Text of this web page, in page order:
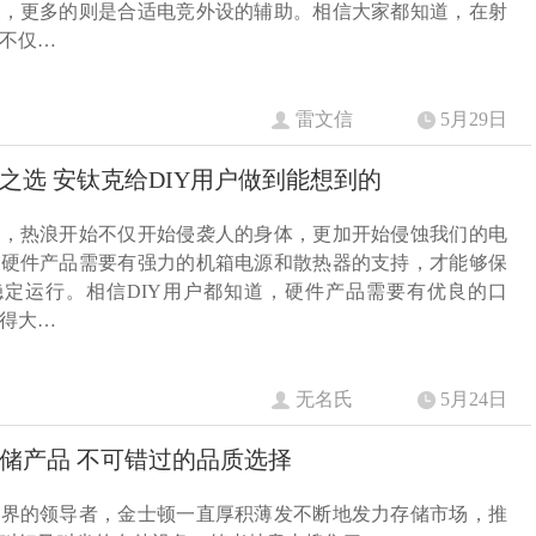
更多的则是合适电竞外设的辅助。相信大家都知道，在射
仅…
雷文信 5月29日
选 安钛克给DIY用户做到能想到的
热浪开始不仅开始侵袭人的身体，更加开始侵蚀我们的电
件产品需要有强力的机箱电源和散热器的支持，才能够保
运行。相信DIY用户都知道，硬件产品需要有优良的口
大…
无名氏 5月24日
产品 不可错过的品质选择
的领导者，金士顿一直厚积薄发不断地发力存储市场，推